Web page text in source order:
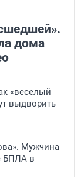
дома
«веселый
выдворить
Мужчина
БПЛА в